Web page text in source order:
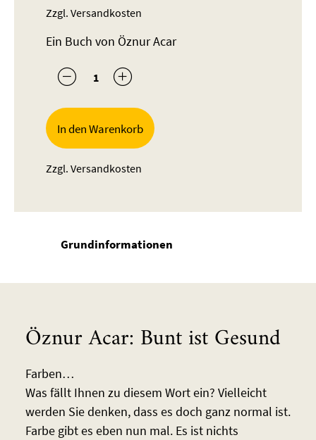
Zzgl. Versandkosten
Ein Buch von Öznur Acar
Anzahl
In den Warenkorb
Zzgl. Versandkosten
Grundinformationen
Öznur Acar: Bunt ist Gesund
Farben…
Was fällt Ihnen zu diesem Wort ein? Vielleicht
werden Sie denken, dass es doch ganz normal ist.
Farbe gibt es eben nun mal. Es ist nichts